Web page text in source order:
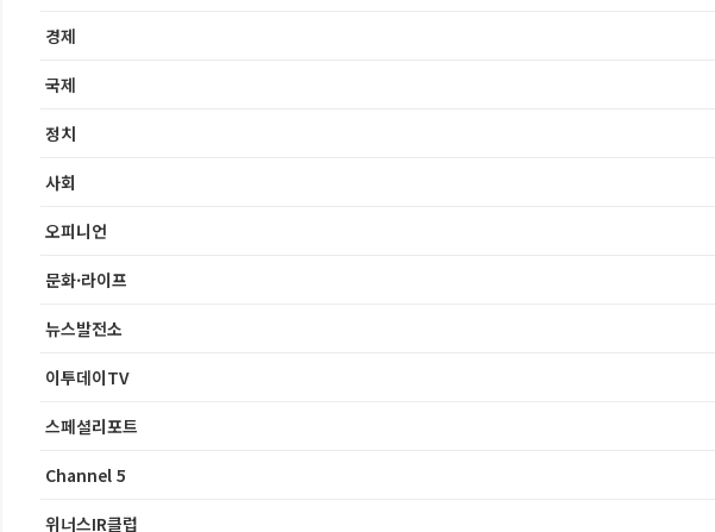
경제
국제
정치
사회
오피니언
문화·라이프
뉴스발전소
이투데이TV
스페셜리포트
Channel 5
위너스IR클럽